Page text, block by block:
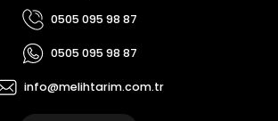
ulaştı.
0505 095 98 87
0505 095 98 87
info@melihtarim.com.tr